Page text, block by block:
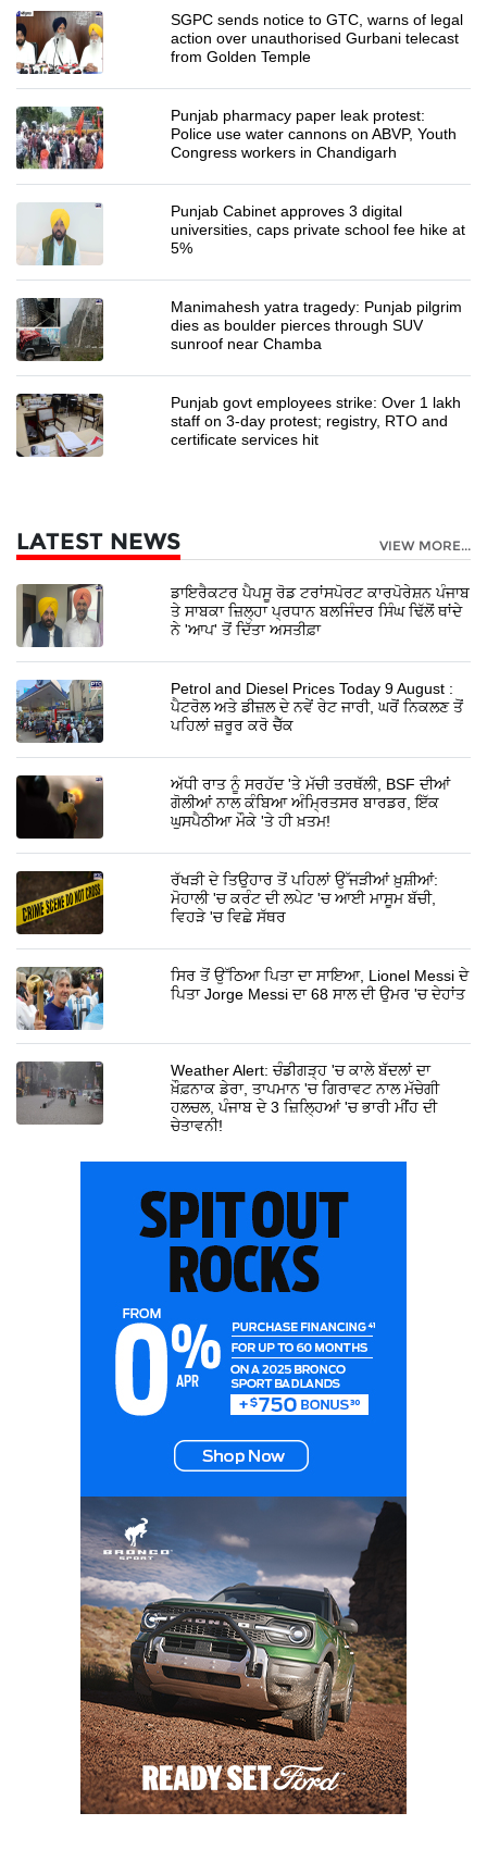
SGPC sends notice to GTC, warns of legal
action over unauthorised Gurbani telecast
from Golden Temple
Punjab pharmacy paper leak protest:
Police use water cannons on ABVP, Youth
Congress workers in Chandigarh
Punjab Cabinet approves 3 digital
universities, caps private school fee hike at
5%
Manimahesh yatra tragedy: Punjab pilgrim
dies as boulder pierces through SUV
sunroof near Chamba
Punjab govt employees strike: Over 1 lakh
staff on 3-day protest; registry, RTO and
certificate services hit
LATEST NEWS VIEW MORE...
ਡਾਇਰੈਕਟਰ ਪੈਪਸੂ ਰੋਡ ਟਰਾਂਸਪੋਰਟ ਕਾਰਪੋਰੇਸ਼ਨ ਪੰਜਾਬ
ਤੇ ਸਾਬਕਾ ਜ਼ਿਲ੍ਹਾ ਪ੍ਰਧਾਨ ਬਲਜਿੰਦਰ ਸਿੰਘ ਢਿੱਲੋਂ ਥਾਂਦੇ
ਨੇ 'ਆਪ' ਤੋਂ ਦਿੱਤਾ ਅਸਤੀਫ਼ਾ
Petrol and Diesel Prices Today 9 August :
ਪੈਟਰੋਲ ਅਤੇ ਡੀਜ਼ਲ ਦੇ ਨਵੇਂ ਰੇਟ ਜਾਰੀ, ਘਰੋਂ ਨਿਕਲਣ ਤੋਂ
ਪਹਿਲਾਂ ਜ਼ਰੂਰ ਕਰੋ ਚੈੱਕ
ਅੱਧੀ ਰਾਤ ਨੂੰ ਸਰਹੱਦ 'ਤੇ ਮੱਚੀ ਤਰਥੱਲੀ, BSF ਦੀਆਂ
ਗੋਲੀਆਂ ਨਾਲ ਕੰਬਿਆ ਅੰਮ੍ਰਿਤਸਰ ਬਾਰਡਰ, ਇੱਕ
ਘੁਸਪੈਠੀਆ ਮੌਕੇ 'ਤੇ ਹੀ ਖ਼ਤਮ!
ਰੱਖੜੀ ਦੇ ਤਿਉਹਾਰ ਤੋਂ ਪਹਿਲਾਂ ਉੱਜੜੀਆਂ ਖ਼ੁਸ਼ੀਆਂ:
ਮੋਹਾਲੀ 'ਚ ਕਰੰਟ ਦੀ ਲਪੇਟ 'ਚ ਆਈ ਮਾਸੂਮ ਬੱਚੀ,
ਵਿਹੜੇ 'ਚ ਵਿਛੇ ਸੱਥਰ
ਸਿਰ ਤੋਂ ਉੱਠਿਆ ਪਿਤਾ ਦਾ ਸਾਇਆ, Lionel Messi ਦੇ
ਪਿਤਾ Jorge Messi ਦਾ 68 ਸਾਲ ਦੀ ਉਮਰ 'ਚ ਦੇਹਾਂਤ
Weather Alert: ਚੰਡੀਗੜ੍ਹ 'ਚ ਕਾਲੇ ਬੱਦਲਾਂ ਦਾ
ਖ਼ੌਫ਼ਨਾਕ ਡੇਰਾ, ਤਾਪਮਾਨ 'ਚ ਗਿਰਾਵਟ ਨਾਲ ਮੱਚੇਗੀ
ਹਲਚਲ, ਪੰਜਾਬ ਦੇ 3 ਜ਼ਿਲ੍ਹਿਆਂ 'ਚ ਭਾਰੀ ਮੀਂਹ ਦੀ
ਚੇਤਾਵਨੀ!